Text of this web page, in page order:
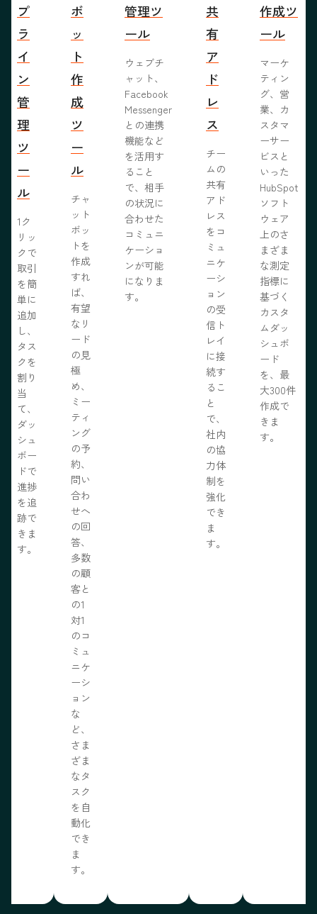
プ
ラ
イ
ン
管
理
ツ
ー
ル
1ク
リッ
クで
取引
を簡
単に
追加
し、
タス
クを
割り
当
て、
ダッ
シュ
ボー
ドで
進捗
を追
跡で
きま
す。
ボ
ッ
ト
作
成
ツ
ー
ル
チャ
ット
ボッ
トを
作成
すれ
ば、
有望
なリ
ード
の見
極
め、
ミー
ティ
ング
の予
約、
問い
合わ
せへ
の回
答、
多数
の顧
客と
の1
対1
のコ
ミュ
ニケ
ーシ
ョン
な
ど、
さま
ざま
なタ
スク
を自
動化
でき
ま
す。
管理ツ
ール
ウェブチ
ャット、
Facebook
Messenger
との連携
機能など
を活用す
ること
で、相手
の状況に
合わせた
コミュニ
ケーショ
ンが可能
になりま
す。
共
有
ア
ド
レ
ス
チー
ムの
共有
アド
レス
をコ
ミュ
ニケ
ーシ
ョン
の受
信ト
レイ
に接
続す
るこ
と
で、
社内
の協
力体
制を
強化
でき
ま
す。
作成ツ
ール
マーケ
ティン
グ、営
業、カ
スタマ
ーサー
ビスと
いった
HubSpot
ソフト
ウェア
上のさ
まざま
な測定
指標に
基づく
カスタ
ムダッ
シュボ
ード
を、最
大300件
作成で
きま
す。